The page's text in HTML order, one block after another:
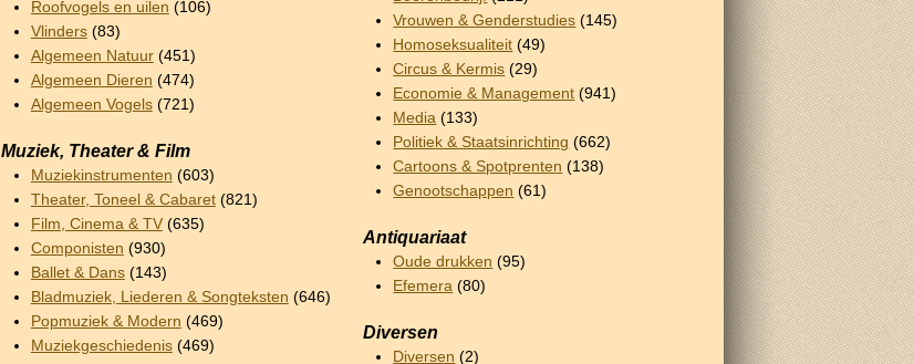
Roofvogels en uilen (106)
Vlinders(83)
Algemeen Natuur(451)
Algemeen Dieren (474)
Algemeen Vogels(721)
Muziek, Theater & Film
Muziekinstrumenten (603)
Theater, Toneel & Cabaret(821)
Film, Cinema & TV(635)
Componisten (930)
Ballet & Dans(143)
Bladmuziek, Liederen & Songteksten (646)
Popmuziek & Modern (469)
Muziekgeschiedenis(469)
Vrouwen & Genderstudies (145)
Homoseksualiteit (49)
Circus & Kermis (29)
Economie & Management (941)
Media (133)
Politiek & Staatsinrichting (662)
Cartoons & Spotprenten (138)
Genootschappen (61)
Antiquariaat
Oude drukken (95)
Efemera (80)
Diversen
Diversen (2)